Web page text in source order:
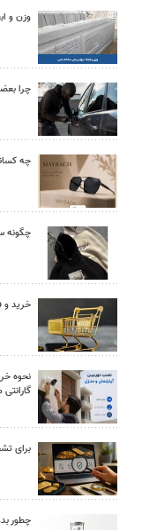
وزن و
چرا
چه
چگونه
خرید و
نحوه
گارانتی
برای
چطور